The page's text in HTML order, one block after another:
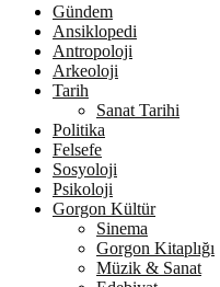
Gündem
Ansiklopedi
Antropoloji
Arkeoloji
Tarih
Sanat Tarihi
Politika
Felsefe
Sosyoloji
Psikoloji
Gorgon Kültür
Sinema
Gorgon Kitaplığı
Müzik & Sanat